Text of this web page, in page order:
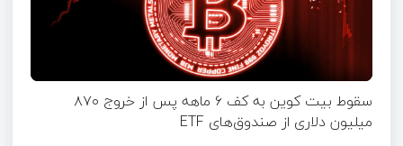
سقوط بیت کوین به کف ۶‌ ماهه پس از خروج ۸۷۰
میلیون دلاری از صندوق‌های ETF